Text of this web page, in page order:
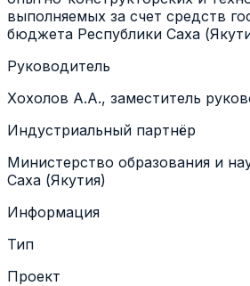
выполняемых за счет средств
бюджета Республики Саха
Руководитель
Хохолов А.А., заместитель
Индустриальный партнёр
Министерство образования и
Саха (Якутия)
Информация
Тип
Проект